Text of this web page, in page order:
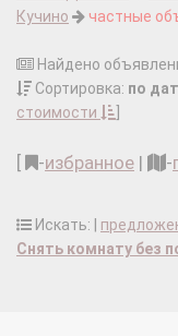
Кучино
частные
Найдено
Сортировка: по
стоимости
-избранное | -
Искать: |
Снять комнату без